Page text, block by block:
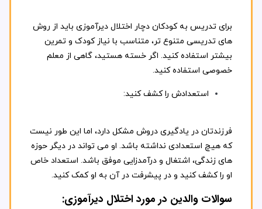
برای تدریس به کودکان دچار اختلال دیرآموزی باید از روش
های تدریسی متنوع تر، متناسب با نیاز کودک و تمرین
بیشتر استفاده کنید. اگر خسته هستید، گاهی از معلم
خصوصی استفاده کنید.
استعدادش را کشف کنید:
فرزندتان در یادگیری دروش مشکل دارد، اما این طور نیست
که هیچ استعدادی نداشته باشد. او می تواند در دیگر حوزه
های زندگی، اشتغال و درآمدزایی موفق باشد. استعداد خاص
او را کشف کنید و در پیشرفت در آن به او کمک کنید.
سوالات والدین در مورد اختلال دیرآموزی: